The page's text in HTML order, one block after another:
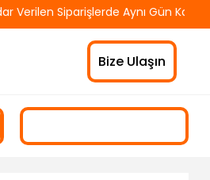
Siparişlerde Aynı Gün Kargo!
Bize Ulaşın